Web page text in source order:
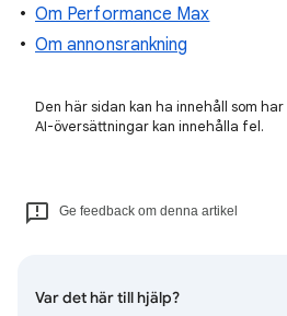
Om Performance Max
Om annonsrankning
Den här sidan kan ha innehåll som
AI-översättningar kan innehålla fel.
Ge feedback om denna artikel
Var det här till hjälp?